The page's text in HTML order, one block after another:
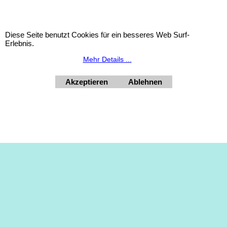
WebShop erstellt mit
ShopFactory Shop
Software.
Diese Seite benutzt Cookies für ein besseres Web Surf-
Erlebnis.
Mehr Details ...
Akzeptieren Ablehnen